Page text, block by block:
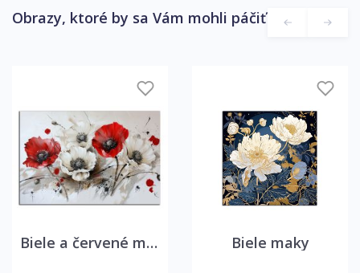
Obrazy, ktoré by sa Vám mohli páčiť
Biele a červené maky Biele maky